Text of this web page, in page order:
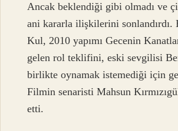
Ancak beklendiği gibi olmadı ve
ani kararla ilişkilerini sonlandırdı.
Kul, 2010 yapımı Gecenin
gelen rol teklifini, eski sevgilisi
birlikte oynamak istemediği için
Filmin senaristi Mahsun
etti.